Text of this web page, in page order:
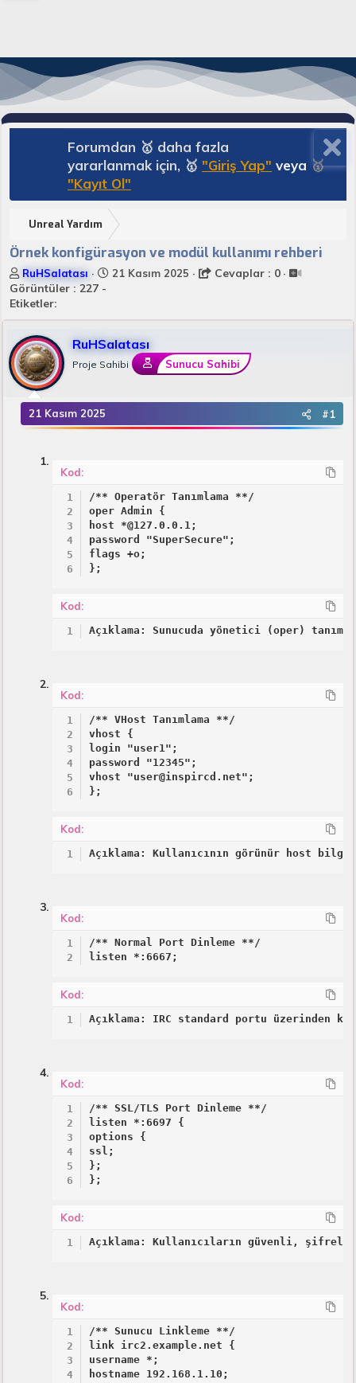
Forumdan 🥇 daha fazla
yararlanmak için, 🥇 "Giriş Yap" veya 🥇
"Kayıt Ol"
Unreal Yardım
Örnek konfigürasyon ve modül kullanımı rehberi
K
o
n
u
u
B
a
ş
a
RuHSalatası
B
l
n
g
a
21 Kasım 2025
Cevaplar : 0
Görüntüler : 227 -
Etiketler:
RuHSalatası
Proje Sahibi Sunucu Sahibi
21 Kasım 2025 #1
Kod:
/** Operatör Tanımlama **/
oper Admin {
host *@127.0.0.1;
password "SuperSecure";
flags +o;
};
Kod:
Açıklama: Sunucuda yönetici (oper)
Kod:
/** VHost Tanımlama **/
vhost {
login "user1";
password "12345";
vhost "user@inspircd.net";
};
Kod:
Açıklama: Kullanıcının görünür host
Kod:
/** Normal Port Dinleme **/
listen *:6667;
Kod:
Açıklama: IRC standard portu üzerinden
Kod:
/** SSL/TLS Port Dinleme **/
listen *:6697 {
options {
ssl;
};
};
Kod:
Açıklama: Kullanıcıların güvenli, şifreli
Kod:
/** Sunucu Linkleme **/
link irc2.example.net {
username *;
hostname 192.168.1.10;